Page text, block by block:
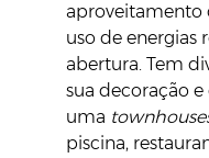
aproveitamento
uso de energias
abertura. Tem
sua decoração
uma
piscina,